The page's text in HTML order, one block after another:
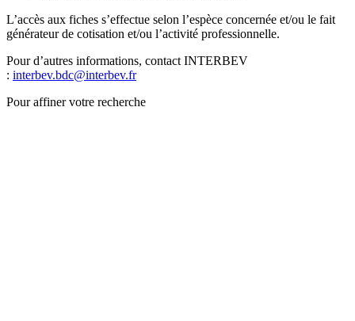
L’accès aux fiches s’effectue selon l’espèce concernée et/ou le fait
générateur de cotisation et/ou l’activité professionnelle.
Pour d’autres informations, contact INTERBEV
: interbev.bdc@interbev.fr
Pour affiner votre recherche